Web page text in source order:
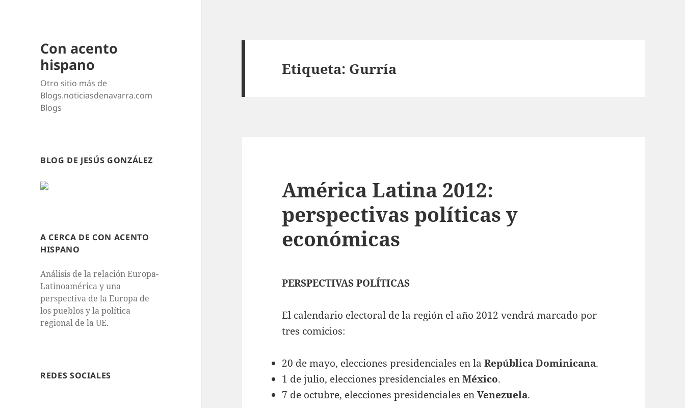
Con acento
hispano
Otro sitio más de
Blogs.noticiasdenavarra.com
Blogs
BLOG DE JESÚS GONZÁLEZ
A CERCA DE CON ACENTO
HISPANO
Análisis de la relación Europa-
Latinoamérica y una
perspectiva de la Europa de
los pueblos y la política
regional de la UE.
REDES SOCIALES
Etiqueta: Gurría
América Latina 2012:
perspectivas políticas y
económicas
PERSPECTIVAS POLÍTICAS
El calendario electoral de la región el año 2012 vendrá marcado por
tres comicios:
20 de mayo, elecciones presidenciales en laRepública Dominicana.
1 de julio, elecciones presidenciales enMéxico.
7 de octubre, elecciones presidenciales enVenezuela.